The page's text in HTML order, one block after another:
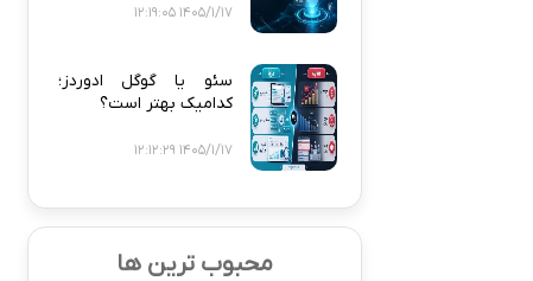
1405/1/17 12:19:05
سئو یا گوگل ادوردز؛
کدامیک بهتر است؟
1405/1/17 12:12:29
محبوب ترین ها